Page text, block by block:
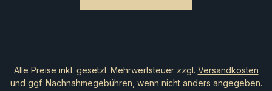
Alle Preise inkl. gesetzl. Mehrwertsteuer zzgl. Versandkosten
und ggf. Nachnahmegebühren, wenn nicht anders angegeben.